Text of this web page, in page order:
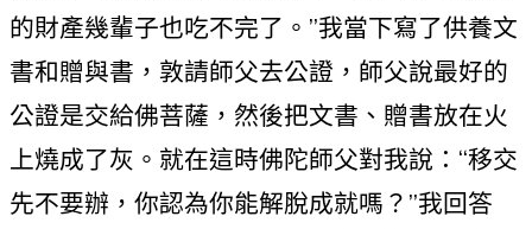
的財產幾輩子也吃不完了。”我當下寫了供養文
書和贈與書，敦請師父去公證，師父說最好的
公證是交給佛菩薩，然後把文書、贈書放在火
上燒成了灰。就在這時佛陀師父對我說：“移交
先不要辦，你認為你能解脫成就嗎？”我回答